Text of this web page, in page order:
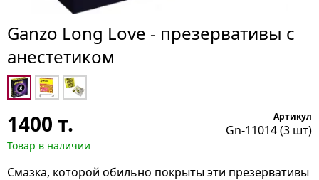
Ganzo Long Love - презервативы с
анестетиком
1400 т.
Товар в наличии
Артикул
Gn-11014 (3 шт)
Смазка, которой обильно покрыты эти презервативы